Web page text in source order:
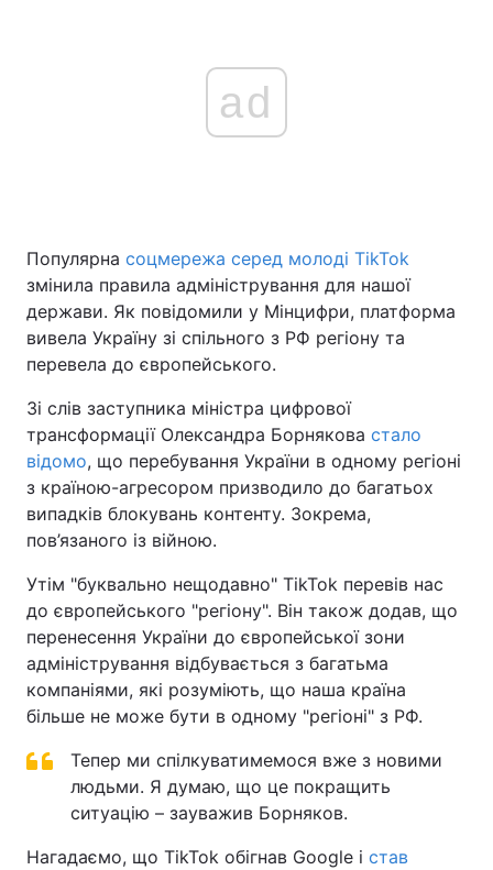
ad
Популярна соцмережа серед молоді TikTok
змінила правила адміністрування для нашої
держави. Як повідомили у Мінцифри, платформа
вивела Україну зі спільного з РФ регіону та
перевела до європейського.
Зі слів заступника міністра цифрової
трансформації Олександра Борнякова стало
відомо, що перебування України в одному регіоні
з країною-агресором призводило до багатьох
випадків блокувань контенту. Зокрема,
пов’язаного із війною.
Утім "буквально нещодавно" TikTok перевів нас
до європейського "регіону". Він також додав, що
перенесення України до європейської зони
адміністрування відбувається з багатьма
компаніями, які розуміють, що наша країна
більше не може бути в одному "регіоні" з РФ.
Тепер ми спілкуватимемося вже з новими
людьми. Я думаю, що це покращить
ситуацію – зауважив Борняков.
Нагадаємо, що TikTok обігнав Google і став